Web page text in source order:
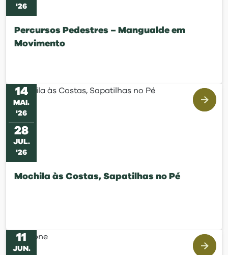
'26
Percursos Pedestres – Mangualde em
Movimento
14
MAI .
'26
28
JUL.
'26
Mochila às Costas, Sapatilhas no Pé
11
JUN .